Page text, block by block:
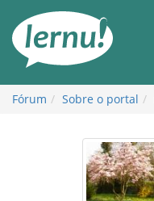
conteúdo
Fórum Sobre o portal